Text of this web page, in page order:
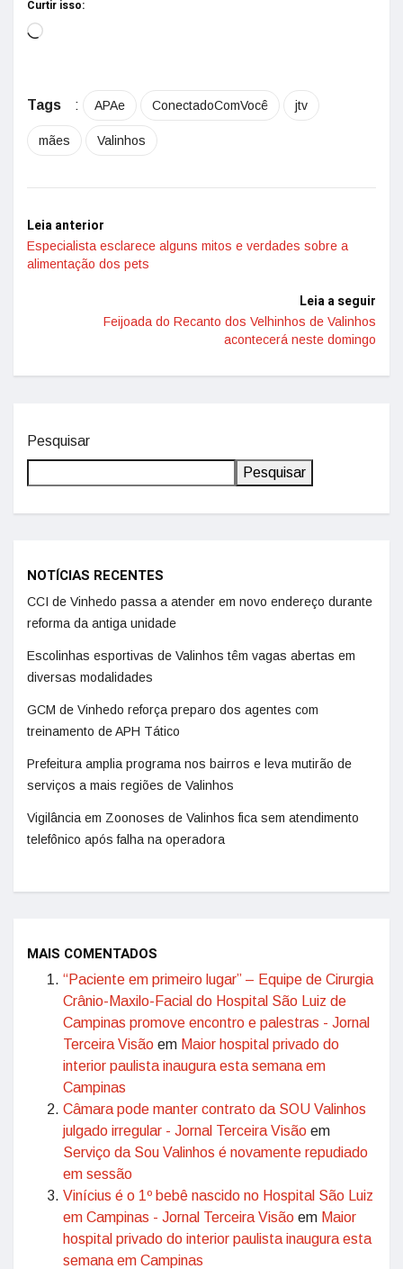
Curtir isso:
Tags : APAe ConectadoComVocê jtv
mães Valinhos
Leia anterior
Especialista esclarece alguns mitos e verdades sobre a
alimentação dos pets
Leia a seguir
Feijoada do Recanto dos Velhinhos de Valinhos
acontecerá neste domingo
Pesquisar
Pesquisar
NOTÍCIAS RECENTES
CCI de Vinhedo passa a atender em novo endereço durante
reforma da antiga unidade
Escolinhas esportivas de Valinhos têm vagas abertas em
diversas modalidades
GCM de Vinhedo reforça preparo dos agentes com
treinamento de APH Tático
Prefeitura amplia programa nos bairros e leva mutirão de
serviços a mais regiões de Valinhos
Vigilância em Zoonoses de Valinhos fica sem atendimento
telefônico após falha na operadora
MAIS COMENTADOS
“Paciente em primeiro lugar” – Equipe de Cirurgia
Crânio-Maxilo-Facial do Hospital São Luiz de
Campinas promove encontro e palestras - Jornal
Terceira Visão em Maior hospital privado do
interior paulista inaugura esta semana em
Campinas
Câmara pode manter contrato da SOU Valinhos
julgado irregular - Jornal Terceira Visão em
Serviço da Sou Valinhos é novamente repudiado
em sessão
Vinícius é o 1º bebê nascido no Hospital São Luiz
em Campinas - Jornal Terceira Visão em Maior
hospital privado do interior paulista inaugura esta
semana em Campinas